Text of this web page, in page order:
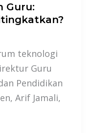
Guru:
teknologi
Guru
Pendidikan
Arif Jamali,